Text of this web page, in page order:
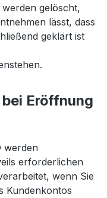
werden gelöscht,
lässt, dass
geklärt ist
Eröffnung
werden
erforderlichen
wenn Sie
Kundenkontos